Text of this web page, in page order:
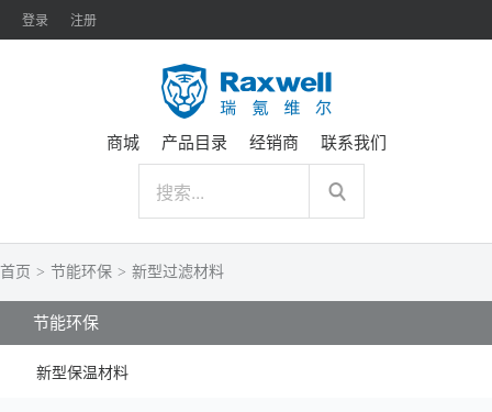
登录 注册
商城 产品目录 经销商 联系我们
首页 > 节能环保 > 新型过滤材料
节能环保
新型保温材料